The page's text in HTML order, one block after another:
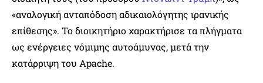
«αναλογική ανταπόδοση αδικαιολόγητης ιρανικής
επίθεσης». Το διοικητήριο χαρακτήρισε τα πλήγματα
ως ενέργειες νόμιμης αυτοάμυνας, μετά την
κατάρριψη του Apache.